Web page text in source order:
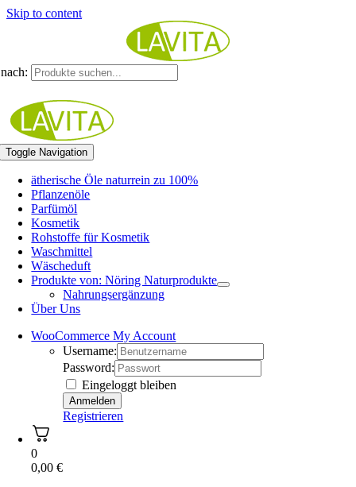
Skip to content
Toggle Navigation
ätherische Öle naturrein zu 100%
Pflanzenöle
Parfümöl
Kosmetik
Rohstoffe für Kosmetik
Waschmittel
Wäscheduft
Produkte von: Nöring Naturprodukte
Nahrungsergänzung
Über Uns
WooCommerce My Account
Username:
Password:
Eingeloggt bleiben
Registrieren
0
0,00€